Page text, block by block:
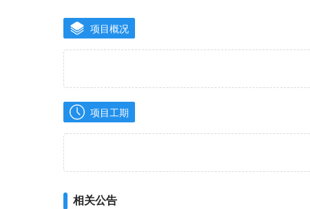
项目概况
项目工期
相关公告